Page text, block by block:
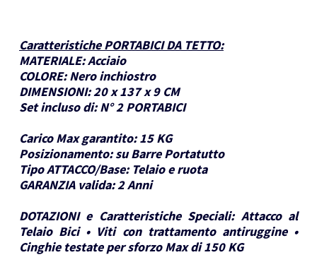
Caratteristiche PORTABICI DA TETTO:
MATERIALE:Acciaio
COLORE: Nero inchiostro
DIMENSIONI:20 x 137 x 9 CM
Set incluso di: N° 2 PORTABICI
Carico Max garantito: 15 KG
Posizionamento: su Barre Portatutto
Tipo ATTACCO/Base: Telaio e ruota
GARANZIA valida:2 Anni
DOTAZIONI e Caratteristiche Speciali: Attacco al
Telaio Bici • Viti con trattamento antiruggine •
Cinghie testate per sforzo Max di 150 KG